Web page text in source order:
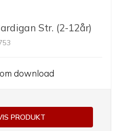
Str. (2-12år)
download
PRODUKT